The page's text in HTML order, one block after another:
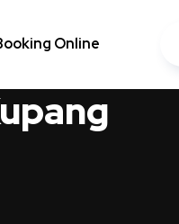
Online